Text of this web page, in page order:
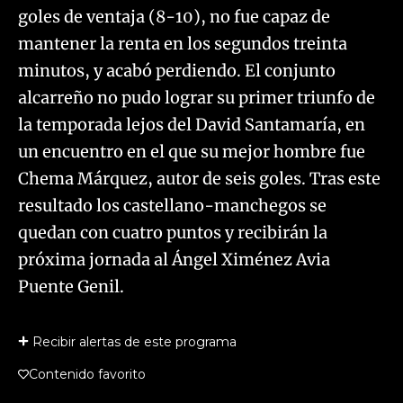
goles de ventaja (8-10), no fue capaz de
mantener la renta en los segundos treinta
minutos, y acabó perdiendo. El conjunto
alcarreño no pudo lograr su primer triunfo de
la temporada lejos del David Santamaría, en
un encuentro en el que su mejor hombre fue
Chema Márquez, autor de seis goles. Tras este
resultado los castellano-manchegos se
quedan con cuatro puntos y recibirán la
próxima jornada al Ángel Ximénez Avia
Puente Genil.
Recibir alertas de este programa
Contenido favorito